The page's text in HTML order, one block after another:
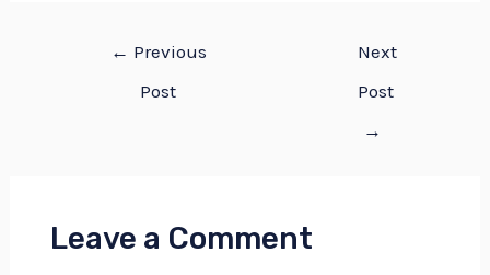
← Previous
Post
Next
Post
→
Leave a Comment